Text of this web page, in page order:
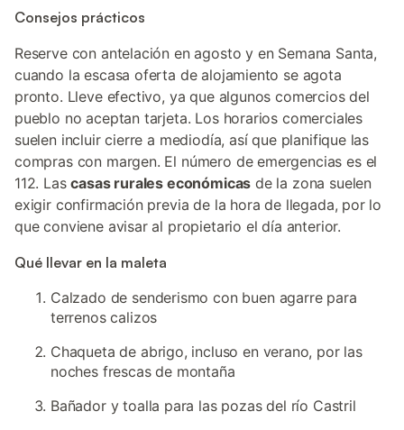
Consejos prácticos
Reserve con antelación en agosto y en Semana Santa,
cuando la escasa oferta de alojamiento se agota
pronto. Lleve efectivo, ya que algunos comercios del
pueblo no aceptan tarjeta. Los horarios comerciales
suelen incluir cierre a mediodía, así que planifique las
compras con margen. El número de emergencias es el
112. Lascasas rurales económicas de la zona suelen
exigir confirmación previa de la hora de llegada, por lo
que conviene avisar al propietario el día anterior.
Qué llevar en la maleta
Calzado de senderismo con buen agarre para
terrenos calizos
Chaqueta de abrigo, incluso en verano, por las
noches frescas de montaña
Bañador y toalla para las pozas del río Castril